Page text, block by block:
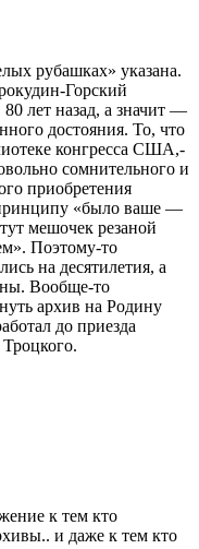
рубашках» указана.
Горский
80 лет назад, а значит —
достояния. То, что
конгресса США,-
сомнительного и
приобретения
«было ваше —
мешочек резаной
Поэтому-то
на десятилетия, а
Вообще-то
архив на Родину
до приезда
к тем кто
и даже к тем кто